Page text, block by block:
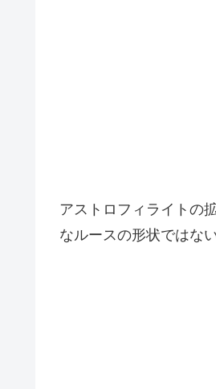
アストロフィライトの
なルースの形状ではな